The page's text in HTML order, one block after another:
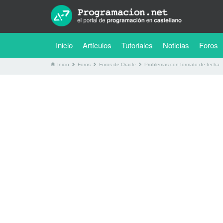
Inicio Artículos Tutoriales (current)
Noticias Foros
Inicio Foros Foros de Oracle Problemas con formato de fecha